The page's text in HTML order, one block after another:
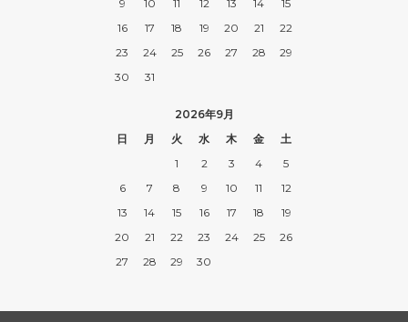
9
10 11 12 13 14
15
16
17 18 19 20 21
22
23
24 25 26 27 28
29
30
31
2026年9月
日
月 火 水 木 金
土
1
2 3 4
5
6
7 8 9 10 11
12
13
14 15 16 17 18
19
20
21 22 23 24 25
26
27
28 29 30